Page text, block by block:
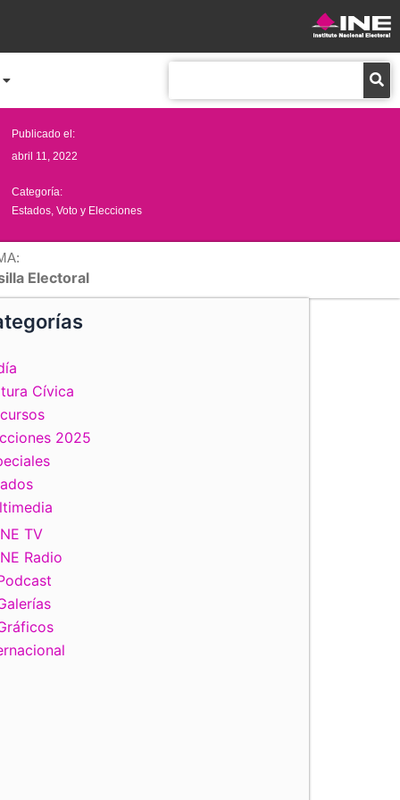
Publicado el:
abril 11, 2022
Categoría:
Estados ,Voto y Elecciones
Electoral
Cívica
2025
TV
Radio